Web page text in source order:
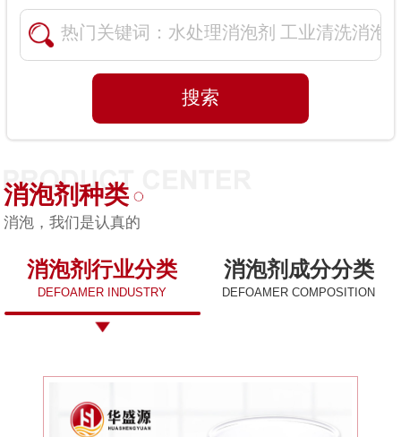
消泡剂种类
消泡，我们是认真的
消泡剂行业分类
DEFOAMER INDUSTRY
消泡剂成分分类
DEFOAMER COMPOSITION